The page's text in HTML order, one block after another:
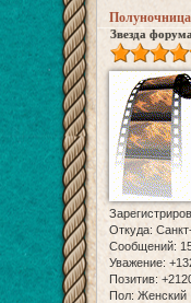
Полуночница
Звезда форума
Откуда:
Сообщений:
Уважение:
Позитив:
Пол: Женский